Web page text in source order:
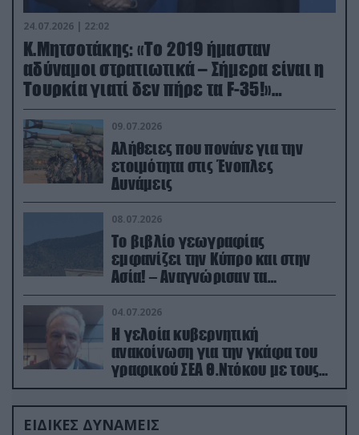
24.07.2026 | 22:02
Κ.Μητσοτάκης: «Το 2019 ήμασταν
αδύναμοι στρατιωτικά – Σήμερα είναι η
Τουρκία γιατί δεν πήρε τα F-35!»
(βίντεο)
09.07.2026
Αλήθειες που πονάνε για την
ετοιμότητα στις Ένοπλες
Δυνάμεις
08.07.2026
Το βιβλίο γεωγραφίας
εμφανίζει την Κύπρο και στην
Ασία! – Αναγνώρισαν τα
κατεχόμενα; (φωτο)
04.07.2026
Η γελοία κυβερνητική
ανακοίνωση για την γκάφα του
γραφικού ΣΕΑ Θ.Ντόκου με τους
Ρώσους φαρσέρ
ΕΙΔΙΚΕΣ ΔΥΝΑΜΕΙΣ